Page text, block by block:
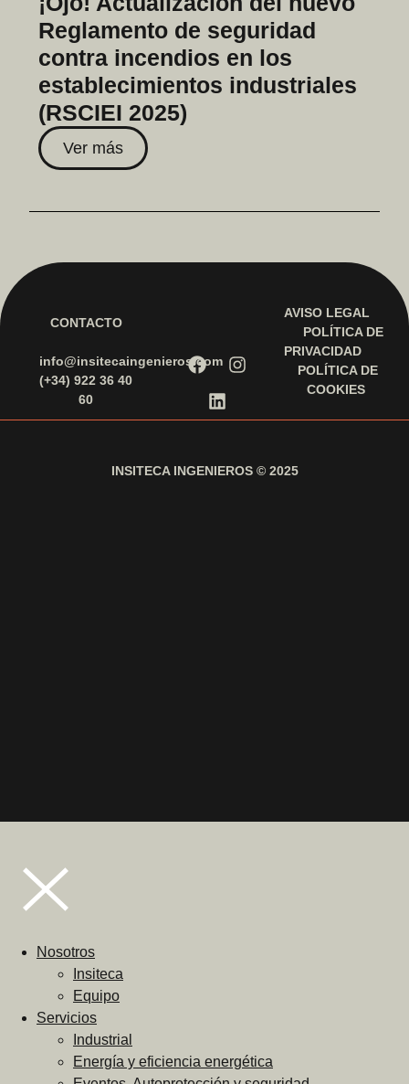
Reglamento de seguridad
contra incendios en los
establecimientos industriales
(RSCIEI 2025)
Ver más
CONTACTO
info@insitecaingenieros.com
(+34) 922 36 40
60
AVISO LEGAL
POLÍTICA DE
PRIVACIDAD
POLÍTICA DE
COOKIES
INSITECA INGENIEROS © 2025
Nosotros
Insiteca
Equipo
Servicios
Industrial
Energía y eficiencia energética